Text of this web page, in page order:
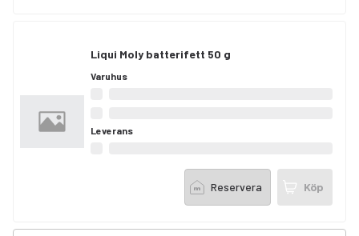
Liqui Moly batterifett 50 g
Varuhus
Leverans
Reservera Köp